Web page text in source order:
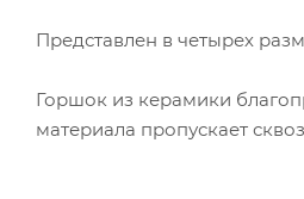
Представлен в четырех
Горшок из керамики
материала пропускает